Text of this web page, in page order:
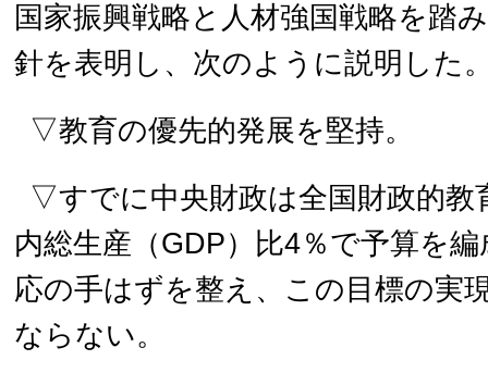
国家振興戦略と人材強国戦略を踏
針を表明し、次のように説明した
▽教育の優先的発展を堅持。
▽すでに中央財政は全国財政的教
内総生産（GDP）比4％で予算を
応の手はずを整え、この目標の実
ならない。